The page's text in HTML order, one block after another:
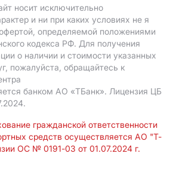
носит исключительно
и ни при каких условиях не я
определяемой положениями
кодекса РФ. Для получения
о наличии и стоимости указанных
пожалуйста, обращайтесь к
банком АO «ТБанк». Лицензия ЦБ
гражданской ответственности
средств осуществляется АО "Т-
ОС № 0191-03 от 01.07.2024 г.